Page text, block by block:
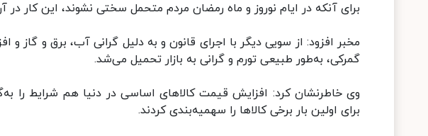
برای آنکه در ایام نوروز و ماه رمضان مردم متحمل سختی نشوند، این کار
مخبر افزود: از سویی دیگر با اجرای قانون و به دلیل گرانی آب، برق و گاز
گمرکی، به‌طور طبیعی تورم و گرانی به بازار تحمیل می‌شد.
وی خاطرنشان کرد: افزایش قیمت کالاهای اساسی در دنیا هم شرایط را
برای اولین بار برخی کالاها را سهمیه‌بندی کردند.